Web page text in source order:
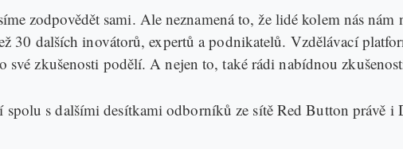
zodpovědět sami. Ale neznamená to, že lidé kolem nás
30 dalších inovátorů, expertů a podnikatelů. Vzdělávací
zkušenosti podělí. A nejen to, také rádi nabídnou
s dalšími desítkami odborníků ze sítě Red Button právě i